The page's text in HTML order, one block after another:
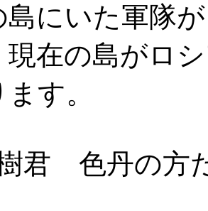
島にいた軍隊
現在の島がロ
す。
君 色丹の方